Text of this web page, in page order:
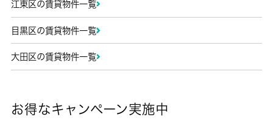
江東区の賃貸物件一覧
目黒区の賃貸物件一覧
大田区の賃貸物件一覧
お得なキャンペーン実施中